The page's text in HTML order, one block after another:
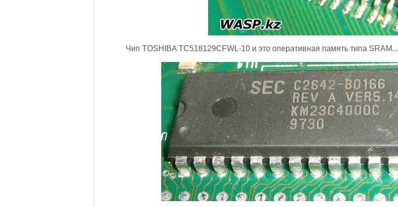
Чип TOSHIBA TC518129CFWL-10 и это оперативная память типа SRAM...